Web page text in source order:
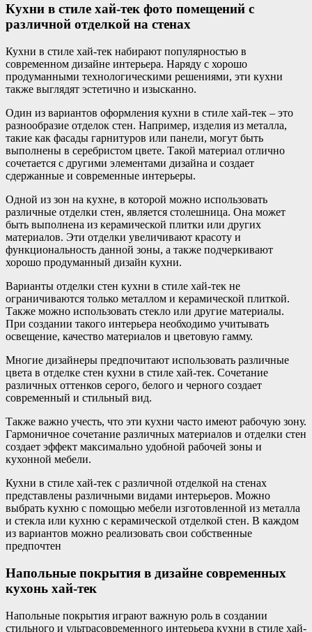
Кухни в стиле хай-тек фото помещений с
различной отделкой на стенах
Кухни в стиле хай-тек набирают популярностью в
современном дизайне интерьера. Наряду с хорошо
продуманными технологическими решениями, эти кухни
также выглядят эстетично и изысканно.
Один из вариантов оформления кухни в стиле хай-тек – это
разнообразие отделок стен. Например, изделия из металла,
такие как фасады гарнитуров или панели, могут быть
выполнены в серебристом цвете. Такой материал отлично
сочетается с другими элементами дизайна и создает
сдержанные и современные интерьеры.
Одной из зон на кухне, в которой можно использовать
различные отделки стен, является столешница. Она может
быть выполнена из керамической плитки или других
материалов. Эти отделки увеличивают красоту и
функциональность данной зоны, а также подчеркивают
хорошо продуманный дизайн кухни.
Варианты отделки стен кухни в стиле хай-тек не
ограничиваются только металлом и керамической плиткой.
Также можно использовать стекло или другие материалы.
При создании такого интерьера необходимо учитывать
освещение, качество материалов и цветовую гамму.
Многие дизайнеры предпочитают использовать различные
цвета в отделке стен кухни в стиле хай-тек. Сочетание
различных оттенков серого, белого и черного создает
современный и стильный вид.
Также важно учесть, что эти кухни часто имеют рабочую зону.
Гармоничное сочетание различных материалов и отделки стен
создает эффект максимально удобной рабочей зоны и
кухонной мебели.
Кухни в стиле хай-тек с различной отделкой на стенах
представлены различными видами интерьеров. Можно
выбрать кухню с помощью мебели изготовленной из металла
и стекла или кухню с керамической отделкой стен. В каждом
из вариантов можно реализовать свои собственные
предпочтен
Напольные покрытия в дизайне современных
кухонь хай-тек
Напольные покрытия играют важную роль в создании
стильного и ультрасовременного интерьера кухни в стиле хай-